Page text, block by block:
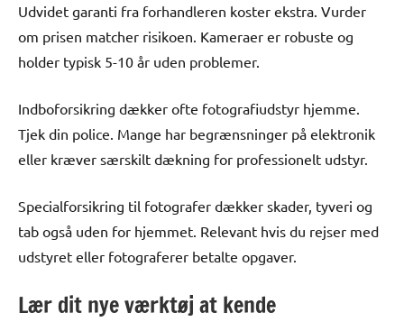
Udvidet garanti fra forhandleren koster ekstra. Vurder
om prisen matcher risikoen. Kameraer er robuste og
holder typisk 5-10 år uden problemer.
Indboforsikring dækker ofte fotografiudstyr hjemme.
Tjek din police. Mange har begrænsninger på elektronik
eller kræver særskilt dækning for professionelt udstyr.
Specialforsikring til fotografer dækker skader, tyveri og
tab også uden for hjemmet. Relevant hvis du rejser med
udstyret eller fotograferer betalte opgaver.
Lær dit nye værktøj at kende